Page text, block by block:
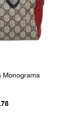
Monograma
78